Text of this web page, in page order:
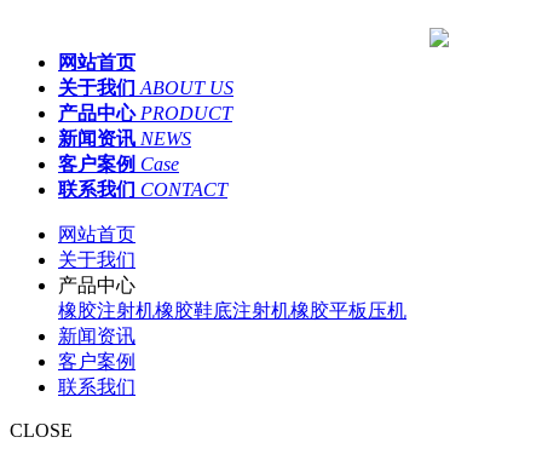
网站首页
关于我们 ABOUT US
产品中心 PRODUCT
新闻资讯 NEWS
客户案例 Case
联系我们 CONTACT
网站首页
关于我们
产品中心
橡胶注射机橡胶鞋底注射机橡胶平板压机
新闻资讯
客户案例
联系我们
CLOSE